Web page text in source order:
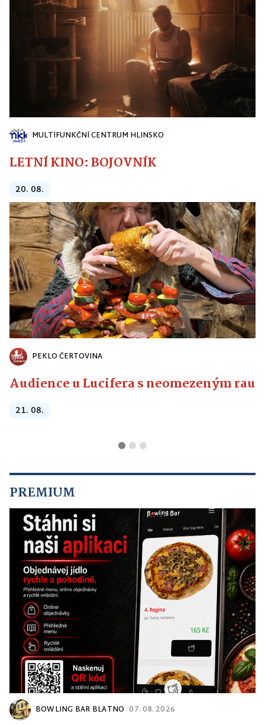
MULTIFUNKČNÍ CENTRUM HLINSKO
LETNÍ KINO: BOJOVNÍK
20. 08.
PEKLO ČERTOVINA
Audience u Lucifera s neomezeným
21. 08.
PREMIUM
BOWLING BAR BLATNO 07. 08. 2026